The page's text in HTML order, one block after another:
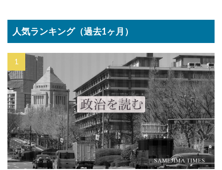
人気ランキング（過去1ヶ月）